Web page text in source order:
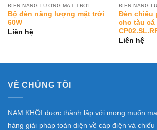
ĐIỆN NĂNG LƯỢNG MẶT TRỜI
Bộ đèn năng lượng mặt trời
60W
Liên hệ
ĐIỆN NĂNG
Đèn chiếu
cho tàu cá
Liên hệ
VỀ CHÚNG TÔI
NAM KHÔI được thành lập với mong muốn
hàng giải pháp toàn diện về cáp điện và chiếu